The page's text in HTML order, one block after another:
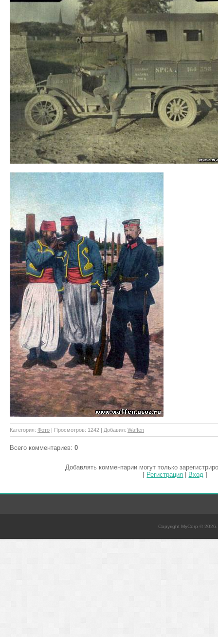
Категория: Фото | Просмотров: 1242 | Добавил: Waffen
Всего комментариев: 0
Добавлять комментарии могут только
[ Регистрация Вход ]
Copyright MyCorp © 2026